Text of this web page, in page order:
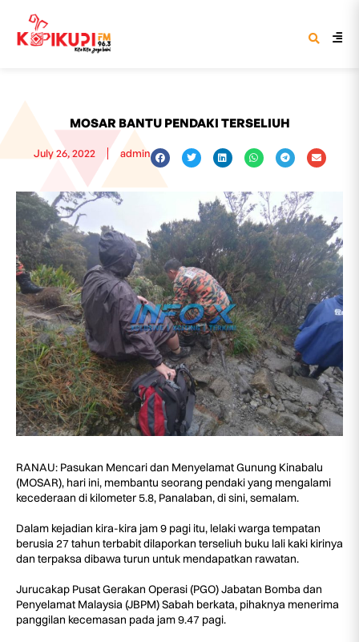
MOSAR BANTU PENDAKI TERSELIUH
July 26, 2022 admin
RANAU: Pasukan Mencari dan Menyelamat Gunung Kinabalu
(MOSAR), hari ini, membantu seorang pendaki yang mengalami
kecederaan di kilometer 5.8, Panalaban, di sini, semalam.
Dalam kejadian kira-kira jam 9 pagi itu, lelaki warga tempatan
berusia 27 tahun terbabit dilaporkan terseliuh buku lali kaki kirinya
dan terpaksa dibawa turun untuk mendapatkan rawatan.
Jurucakap Pusat Gerakan Operasi (PGO) Jabatan Bomba dan
Penyelamat Malaysia (JBPM) Sabah berkata, pihaknya menerima
panggilan kecemasan pada jam 9.47 pagi.